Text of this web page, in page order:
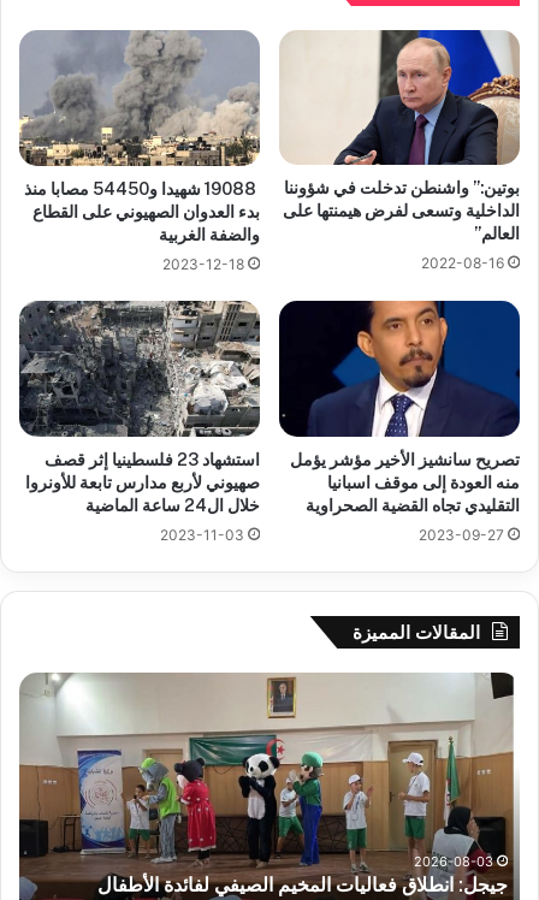
بوتين:” واشنطن تدخلت في شؤوننا
الداخلية وتسعى لفرض هيمنتها على
العالم”
2022-08-16
19088 شهيدا و54450 مصابا منذ
بدء العدوان الصهيوني على القطاع
والضفة الغربية
2023-12-18
تصريح سانشيز الأخير مؤشر يؤمل
منه العودة إلى موقف اسبانيا
التقليدي تجاه القضية الصحراوية
2023-09-27
استشهاد 23 فلسطينيا إثر قصف
صهيوني لأربع مدارس تابعة للأونروا
خلال ال24 ساعة الماضية
2023-11-03
المقالات المميزة
جيجل:
المخيم
لفائدة
الأطفال
المصابين
بطيف
2026-08-03
جيجل: انطلاق فعاليات المخيم الصيفي لفائدة الأطفال